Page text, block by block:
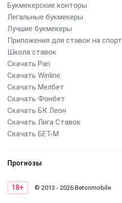
Букмекерские конторы
Легальные букмекеры
Лучшие букмекеры
Приложения для ставок на спорт
Школа ставок
Скачать Pari
Скачать Winline
Скачать Мелбет
Скачать Фонбет
Скачать БК Леон
Скачать Лига Ставок
Скачать БЕТ-М
Прогнозы
18+ © 2013 - 2026 Betonmobile